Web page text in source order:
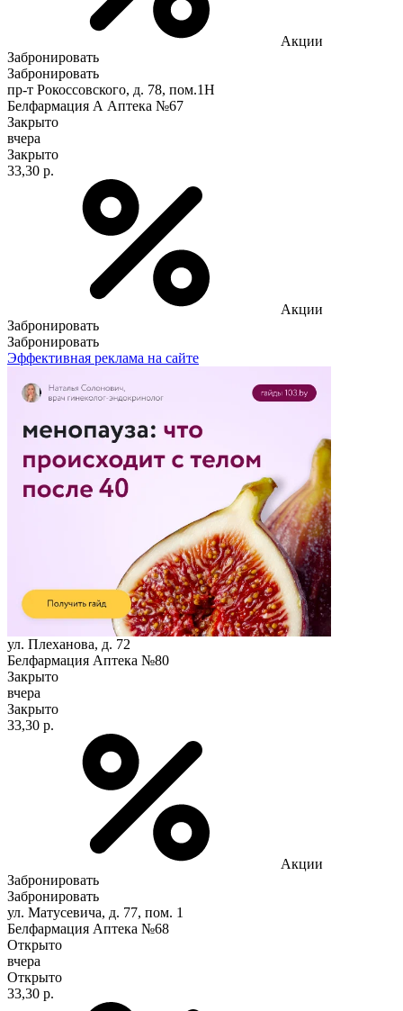
Акции
Забронировать
Забронировать
пр-т Рокоссовского, д. 78, пом.1Н
Белфармация А Аптека №67
Закрыто
вчера
Закрыто
33,30 р.
Акции
Забронировать
Забронировать
Эффективная реклама на сайте
ул. Плеханова, д. 72
Белфармация Аптека №80
Закрыто
вчера
Закрыто
33,30 р.
Акции
Забронировать
Забронировать
ул. Матусевича, д. 77, пом. 1
Белфармация Аптека №68
Открыто
вчера
Открыто
33,30 р.